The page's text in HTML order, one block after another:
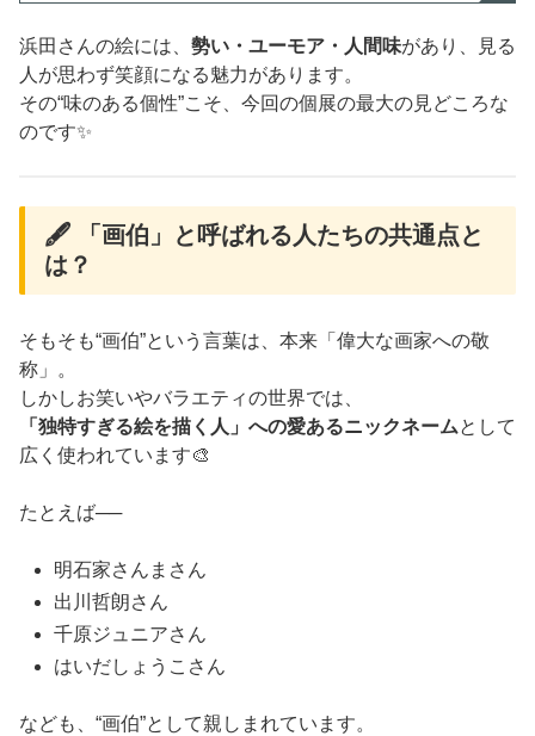
浜田さんの絵には、 勢い・ユーモア・人間味があり、見る
人が思わず笑顔になる魅力があります。
その“味のある個性”こそ、今回の個展の最大の見どころな
のです✨
🖋 「画伯」と呼ばれる人たちの共通点と
は？
そもそも“画伯”という言葉は、本来「偉大な画家への敬
称」。
しかしお笑いやバラエティの世界では、
「独特すぎる絵を描く人」への愛あるニックネームとして
広く使われています🎨
たとえば──
明石家さんまさん
出川哲朗さん
千原ジュニアさん
はいだしょうこさん
なども、“画伯”として親しまれています。